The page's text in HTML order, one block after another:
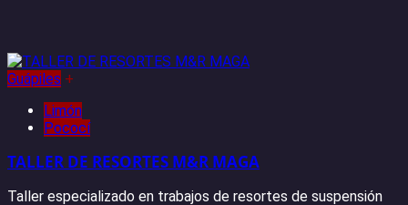
Guápiles +
Limón
Pococí
TALLER DE RESORTES M&R MAGA
Taller especializado en trabajos de resortes de suspensión